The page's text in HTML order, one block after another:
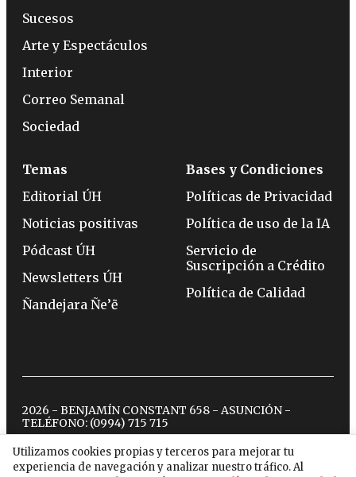
Utilizamos cookies propias y terceros para mejorar tu
experiencia de navegación y analizar nuestro tráfico. Al
Sucesos
Arte y Espectáculos
Interior
Correo Semanal
Sociedad
Temas
Editorial ÚH
Noticias positivas
Pódcast ÚH
Newsletters ÚH
Ñandejara Ñe’ẽ
Bases y Condiciones
Políticas de Privacidad
Política de uso de la IA
Servicio de
Suscripción a Crédito
Política de Calidad
2026 - BENJAMÍN CONSTANT 658 - ASUNCIÓN -
TELÉFONO: (0994) 715 715